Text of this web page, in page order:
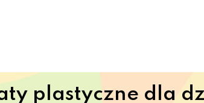
plastyczne dla